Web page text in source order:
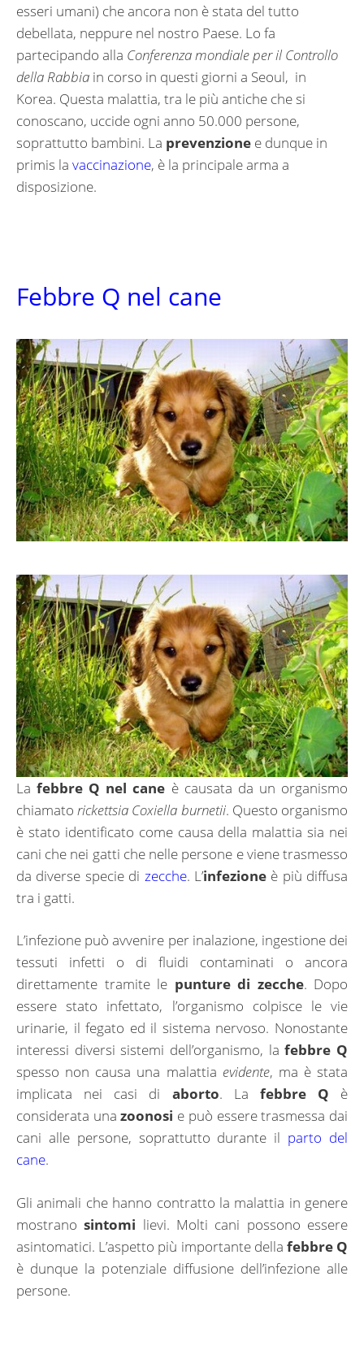
esseri umani) che ancora non è stata del tutto
debellata, neppure nel nostro Paese. Lo fa
partecipando alla Conferenza mondiale per il Controllo
della Rabbia in corso in questi giorni a Seoul, in
Korea. Questa malattia, tra le più antiche che si
conoscano, uccide ogni anno 50.000 persone,
soprattutto bambini. La prevenzione e dunque in
primis la vaccinazione, è la principale arma a
disposizione.
Febbre Q nel cane
Lafebbre Q nel cane è causata da un organismo
chiamatorickettsia Coxiella burnetii. Questo organismo
è stato identificato come causa della malattia sia nei
cani che nei gatti che nelle persone e viene trasmesso
da diverse specie di zecche. L’infezioneè più diffusa
tra i gatti.
L’infezione può avvenire per inalazione, ingestione dei
tessuti infetti o di fluidi contaminati o ancora
direttamente tramite le punture di zecche. Dopo
essere stato infettato, l’organismo colpisce le vie
urinarie, il fegato ed il sistema nervoso. Nonostante
interessi diversi sistemi dell’organismo, lafebbre Q
spesso non causa una malattia evidente, ma è stata
implicata nei casi di aborto. La febbre Q è
considerata unazoonosi e può essere trasmessa dai
cani alle persone, soprattutto durante il parto del
cane.
Gli animali che hanno contratto la malattia in genere
mostranosintomi lievi. Molti cani possono essere
asintomatici. L’aspetto più importante della febbre Q
è dunque la potenziale diffusione dell’infezione alle
persone.